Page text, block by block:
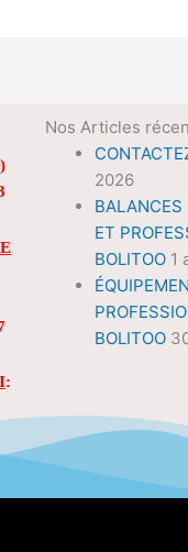
:
Nos Articles
2026
BALANCES
ET
BOLITOO 1
BOLITOO